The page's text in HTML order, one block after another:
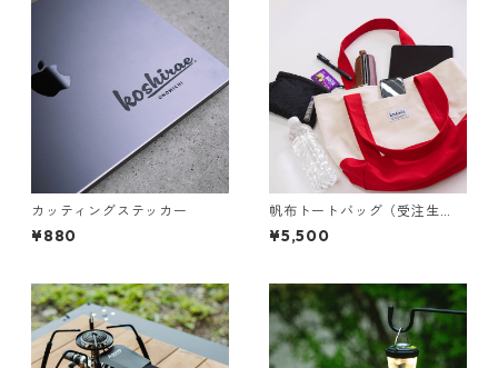
カッティングステッカー
¥880
帆布トートバッグ（受注生
産）
¥5,500